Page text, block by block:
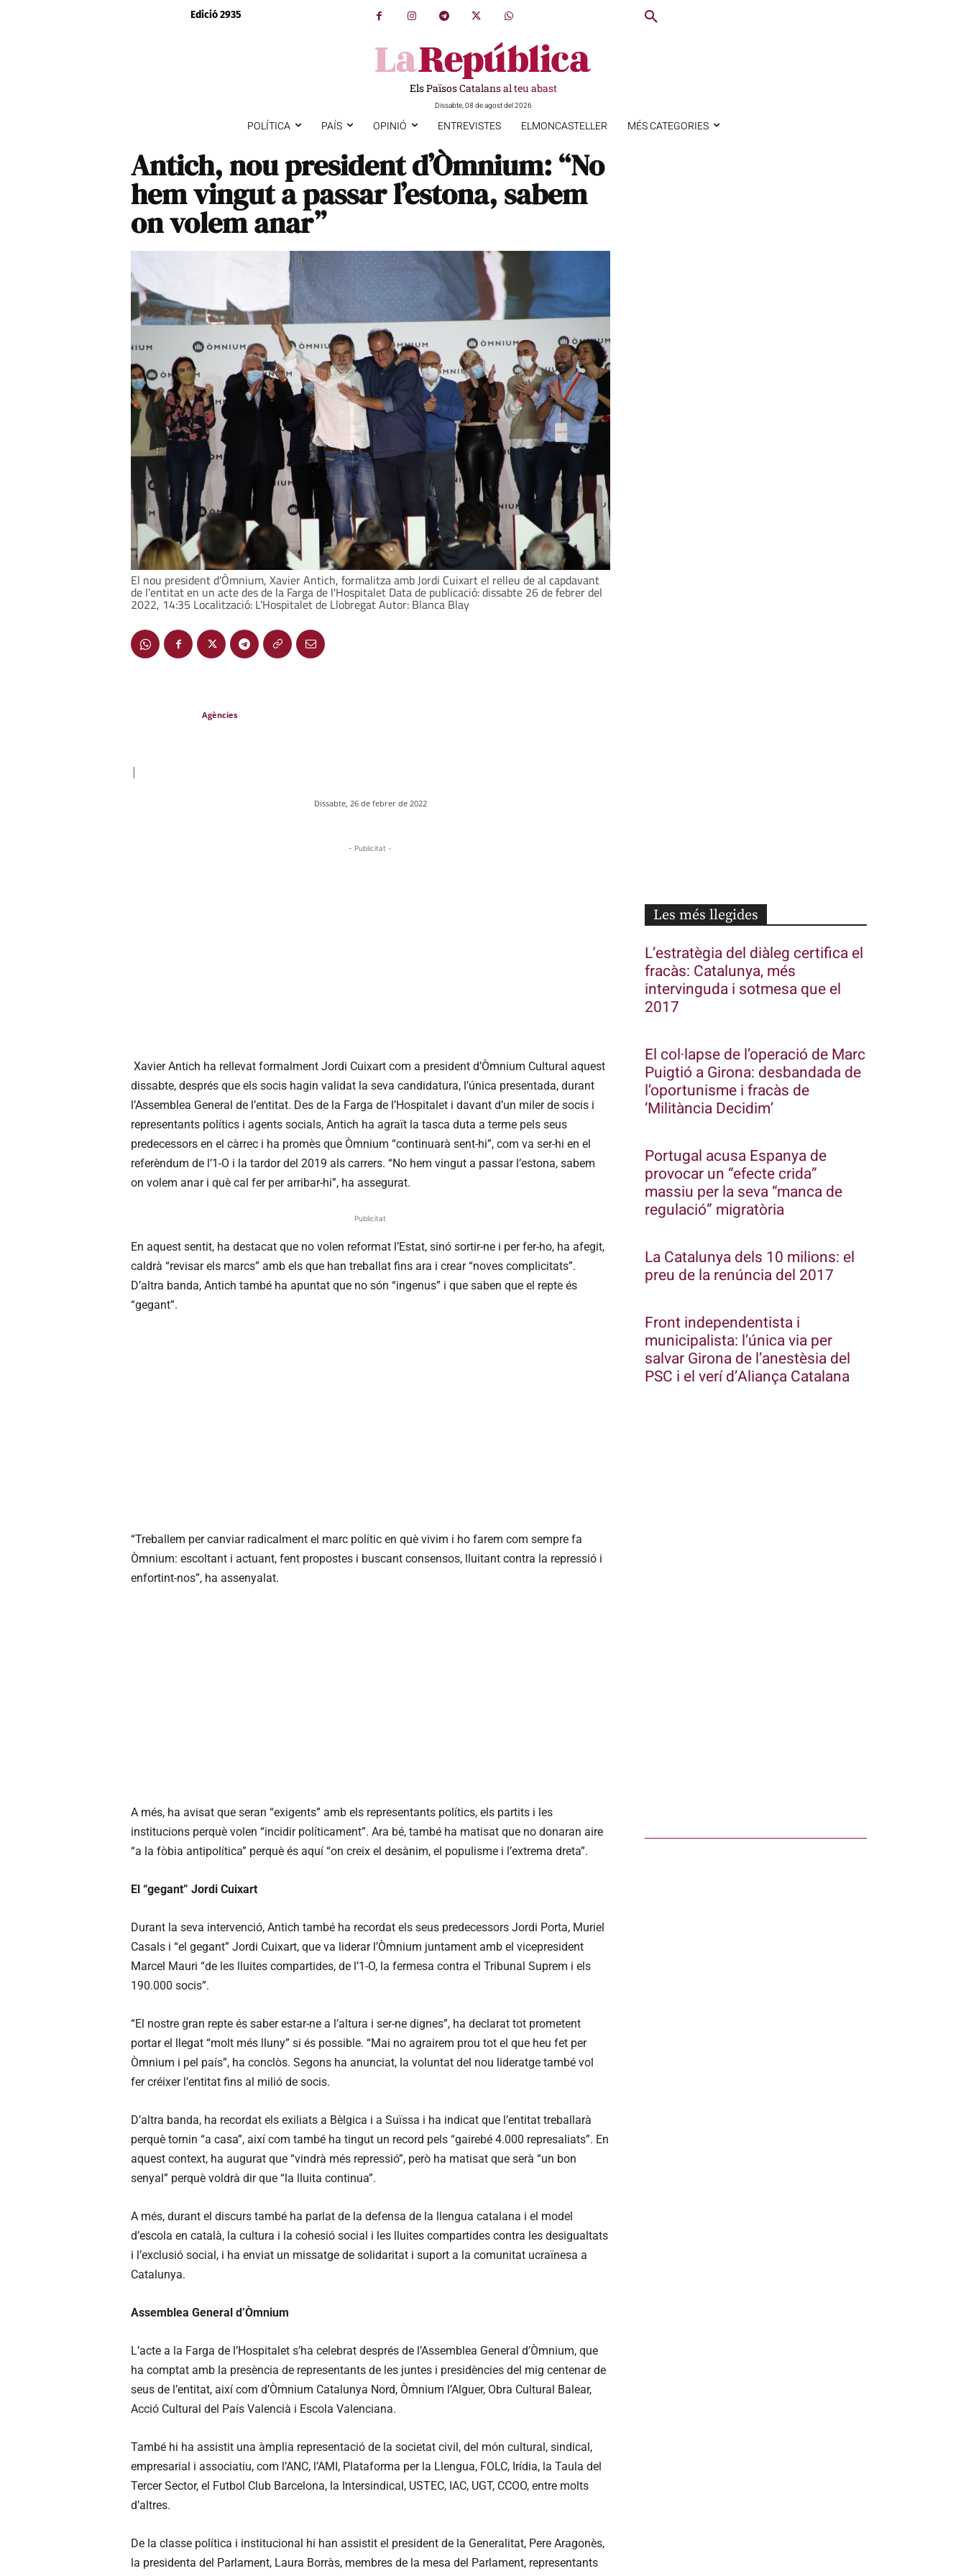
Edició 2935
Els Països Catalans al teu abast
Dissabte, 08 de agost del 2026
POLÍTICA PAÍS OPINIÓ ENTREVISTES ELMONCASTELLER MÉS CATEGORIES
Antich, nou president d’Òmnium: “No
hem vingut a passar l’estona, sabem
on volem anar”
El nou president d'Òmnium, Xavier Antich, formalitza amb Jordi Cuixart el relleu de al capdavant
de l'entitat en un acte des de la Farga de l'Hospitalet Data de publicació: dissabte 26 de febrer del
2022, 14:35 Localització: L'Hospitalet de Llobregat Autor: Blanca Blay
Agències
|
Dissabte, 26 de febrer de 2022
- Publicitat -
Xavier Antich ha rellevat formalment Jordi Cuixart com a president d’Òmnium Cultural aquest
dissabte, després que els socis hagin validat la seva candidatura, l’única presentada, durant
l’Assemblea General de l’entitat. Des de la Farga de l’Hospitalet i davant d’un miler de socis i
representants polítics i agents socials, Antich ha agraït la tasca duta a terme pels seus
predecessors en el càrrec i ha promès que Òmnium “continuarà sent-hi”, com va ser-hi en el
referèndum de l’1-O i la tardor del 2019 als carrers. “No hem vingut a passar l’estona, sabem
on volem anar i què cal fer per arribar-hi”, ha assegurat.
Publicitat
En aquest sentit, ha destacat que no volen reformat l’Estat, sinó sortir-ne i per fer-ho, ha afegit,
caldrà “revisar els marcs” amb els que han treballat fins ara i crear “noves complicitats”.
D’altra banda, Antich també ha apuntat que no són “ingenus” i que saben que el repte és
“gegant”.
“Treballem per canviar radicalment el marc polític en què vivim i ho farem com sempre fa
Òmnium: escoltant i actuant, fent propostes i buscant consensos, lluitant contra la repressió i
enfortint-nos”, ha assenyalat.
A més, ha avisat que seran “exigents” amb els representants polítics, els partits i les
institucions perquè volen “incidir políticament”. Ara bé, també ha matisat que no donaran aire
“a la fòbia antipolítica” perquè és aquí “on creix el desànim, el populisme i l’extrema dreta”.
El “gegant” Jordi Cuixart
Durant la seva intervenció, Antich també ha recordat els seus predecessors Jordi Porta, Muriel
Casals i “el gegant” Jordi Cuixart, que va liderar l’Òmnium juntament amb el vicepresident
Marcel Mauri “de les lluites compartides, de l’1-O, la fermesa contra el Tribunal Suprem i els
190.000 socis”.
“El nostre gran repte és saber estar-ne a l’altura i ser-ne dignes”, ha declarat tot prometent
portar el llegat “molt més lluny” si és possible. “Mai no agrairem prou tot el que heu fet per
Òmnium i pel país”, ha conclòs. Segons ha anunciat, la voluntat del nou lideratge també vol
fer créixer l’entitat fins al milió de socis.
D’altra banda, ha recordat els exiliats a Bèlgica i a Suïssa i ha indicat que l’entitat treballarà
perquè tornin “a casa”, així com també ha tingut un record pels “gairebé 4.000 represaliats”. En
aquest context, ha augurat que “vindrà més repressió”, però ha matisat que serà “un bon
senyal” perquè voldrà dir que “la lluita continua”.
A més, durant el discurs també ha parlat de la defensa de la llengua catalana i el model
d’escola en català, la cultura i la cohesió social i les lluites compartides contra les desigualtats
i l’exclusió social, i ha enviat un missatge de solidaritat i suport a la comunitat ucraïnesa a
Catalunya.
Assemblea General d’Òmnium
L’acte a la Farga de l’Hospitalet s’ha celebrat després de l’Assemblea General d’Òmnium, que
ha comptat amb la presència de representants de les juntes i presidències del mig centenar de
seus de l’entitat, així com d’Òmnium Catalunya Nord, Òmnium l’Alguer, Obra Cultural Balear,
Acció Cultural del País Valencià i Escola Valenciana.
També hi ha assistit una àmplia representació de la societat civil, del món cultural, sindical,
empresarial i associatiu, com l’ANC, l’AMI, Plataforma per la Llengua, FOLC, Irídia, la Taula del
Tercer Sector, el Futbol Club Barcelona, la Intersindical, USTEC, IAC, UGT, CCOO, entre molts
d’altres.
De la classe política i institucional hi han assistit el president de la Generalitat, Pere Aragonès,
la presidenta del Parlament, Laura Borràs, membres de la mesa del Parlament, representants
Les més llegides
L’estratègia del diàleg certifica el
fracàs: Catalunya, més
intervinguda i sotmesa que el
2017
El col·lapse de l’operació de Marc
Puigtió a Girona: desbandada de
l’oportunisme i fracàs de
‘Militància Decidim’
Portugal acusa Espanya de
provocar un “efecte crida”
massiu per la seva “manca de
regulació” migratòria
La Catalunya dels 10 milions: el
preu de la renúncia del 2017
Front independentista i
municipalista: l’única via per
salvar Girona de l’anestèsia del
PSC i el verí d’Aliança Catalana